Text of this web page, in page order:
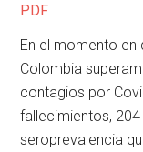
PDF
En el momento en
Colombia
contagios por
fallecimientos,
seroprevalencia